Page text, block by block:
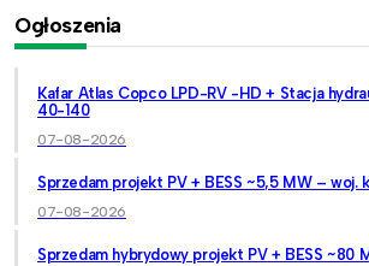
Ogłoszenia
Kafar Atlas Copco LPD-RV -HD + Stacja
40-140
07-08-2026
Sprzedam projekt PV + BESS ~5,5 MW – woj.
07-08-2026
Sprzedam hybrydowy projekt PV + BESS ~80